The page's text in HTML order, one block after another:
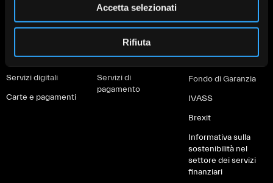
Accetta selezionati
Rifiuta
Protezione
Soluzioni green
Servizi digitali
Carte e pagamenti
Protezione
Finanziamenti
Servizi digitali
Servizi di
pagamento
Depositi Dormienti
cliente
Fondo di Garanzia
IVASS
Brexit
Informativa sulla
sostenibilità nel
settore dei servizi
finanziari